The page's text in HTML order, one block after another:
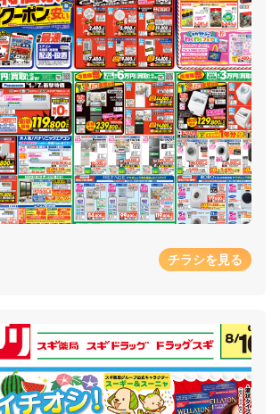
チラシを見る